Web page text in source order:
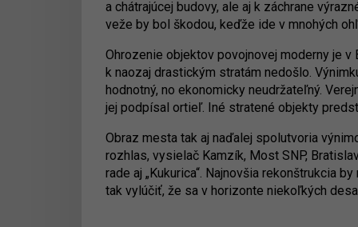
a chátrajúcej budovy, ale aj k záchrane
veže by bol škodou, keďže ide v mnohých
Ohrozenie objektov povojnovej moderny je
k naozaj drastickým stratám nedošlo.
hodnotný, no ekonomicky neudržateľný.
jej podpísal ortieľ. Iné stratené objekty
Obraz mesta tak aj naďalej spolutvoria
rozhlas, vysielač Kamzík, Most SNP,
rade aj „Kukurica“. Najnovšia rekonštrukcia
tak vylúčiť, že sa v horizonte niekoľkých